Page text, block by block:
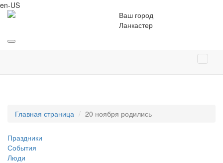
en-US
Ваш город
Ланкастер
Главная страница 20 ноября родились
Праздники
События
Люди